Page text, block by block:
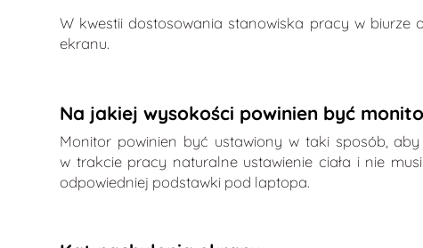
W kwestii dostosowania stanowiska pracy w biurze
ekranu.
Na jakiej wysokości powinien być
Monitor powinien być ustawiony w taki sposób,
w trakcie pracy naturalne ustawienie ciała i nie
odpowiedniej podstawki pod laptopa.